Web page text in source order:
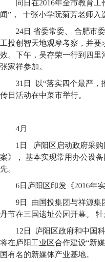
同日在2016年全市教育
闻”， 十张小学阮菊芳老师入
24日 省委常委、 合肥市
工投创智天地观摩考察，并
效。下午，吴存荣一行到四
张家祥参加。
31日 以“落实四个最严，
传日活动在中菜市举行。
4月
1日 庐阳区启动政府采购
案》， 基本实现常用办公设
先。
6日庐阳区印发《2016年
9日 由国投集团与祥源集
丹节在三国遗址公园开幕。
12日 庐阳区政府和中国
将在庐阳工业区合作建设“新
国有名的新媒体产业基地。